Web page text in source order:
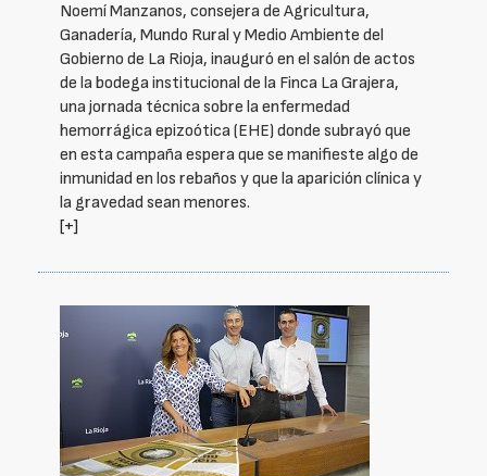
Noemí Manzanos, consejera de Agricultura,
Ganadería, Mundo Rural y Medio Ambiente del
Gobierno de La Rioja, inauguró en el salón de actos
de la bodega institucional de la Finca La Grajera,
una jornada técnica sobre la enfermedad
hemorrágica epizoótica (EHE) donde subrayó que
en esta campaña espera que se manifieste algo de
inmunidad en los rebaños y que la aparición clínica y
la gravedad sean menores.
[+]